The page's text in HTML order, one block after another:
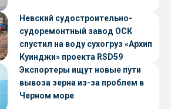
Невский судостроительно-
судоремонтный завод ОСК
спустил на воду сухогруз «Архип
Куинджи» проекта RSD59
Экспортеры ищут новые пути
вывоза зерна из-за проблем в
Черном море